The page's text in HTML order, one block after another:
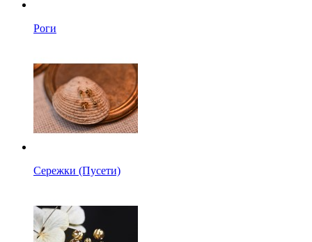
Роги
Сережки (Пусети)